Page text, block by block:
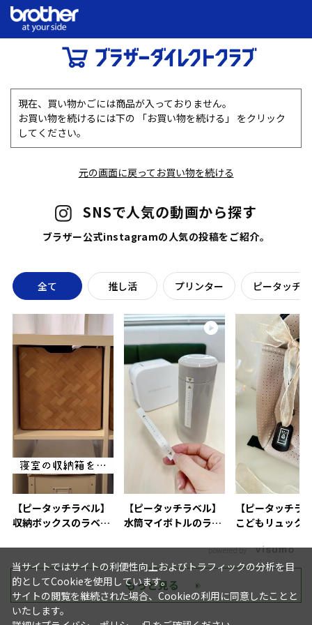
現在、買い物かごには商品が入っておりません。
お買い物を続けるには下の 「お買い物を続ける」 をクリック
してください。
元の画面に戻ってお買い物を続ける
SNSで人気の動画から探す
ブラザー公式instagramの人気の投稿をご紹介。
全て 推し活 プリンター ピータッチ
【ピータッチラベル】
収納ボックスのラベリ
【ピータッチラベル】
水筒マイボトルのラベ
【ピータッチラ
こどもリュック
powered by
もっと見る
当サイトではサイトの利便性向上およびトラフィックの分析を目
的としてCookieを使用しています。
サイトの閲覧を継続された場合、Cookieの利用に同意したことと
いたします。